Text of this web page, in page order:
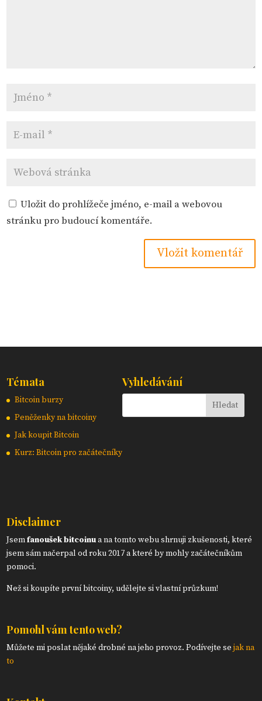
Uložit do prohlížeče jméno, e-mail a webovou
stránku pro budoucí komentáře.
Témata
Bitcoin burzy
Peněženky na bitcoiny
Jak koupit Bitcoin
Kurz: Bitcoin pro začátečníky
Vyhledávání
Disclaimer
Jsemfanoušek bitcoinua na tomto webu shrnuji zkušenosti, které
jsem sám načerpal od roku 2017 a které by mohly začátečníkům
pomoci.
Než si koupíte první bitcoiny, udělejte si vlastní průzkum!
Pomohl vám tento web?
Můžete mi poslat nějaké drobné na jeho provoz. Podívejte sejak na
to